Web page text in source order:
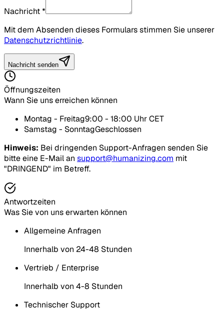
Nachricht*
Mit dem Absenden dieses Formulars stimmen Sie unserer
Datenschutzrichtlinie.
Nachricht senden
Öffnungszeiten
Wann Sie uns erreichen können
Montag - Freitag9:00 - 18:00 Uhr CET
Samstag - SonntagGeschlossen
Hinweis: Bei dringenden Support-Anfragen senden Sie
bitte eine E-Mail an support@humanizing.com mit
"DRINGEND" im Betreff.
Antwortzeiten
Was Sie von uns erwarten können
Allgemeine Anfragen
Innerhalb von 24-48 Stunden
Vertrieb / Enterprise
Innerhalb von 4-8 Stunden
Technischer Support